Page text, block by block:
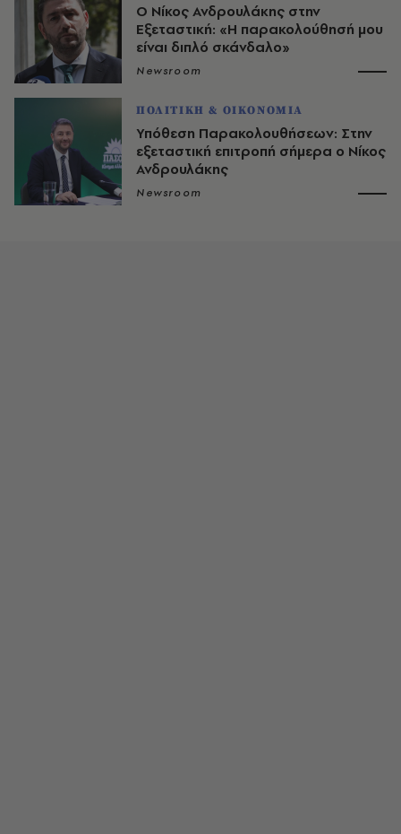
Ο Νίκος Ανδρουλάκης στην
Εξεταστική: «Η παρακολούθησή μου
είναι διπλό σκάνδαλο»
Newsroom
ΠΟΛΙΤΙΚΗ & ΟΙΚΟΝΟΜΙΑ
Υπόθεση Παρακολουθήσεων: Στην
εξεταστική επιτροπή σήμερα ο Νίκος
Ανδρουλάκης
Newsroom